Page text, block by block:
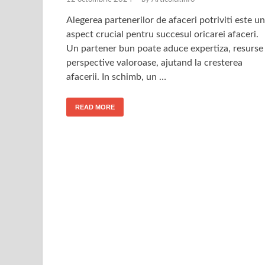
Alegerea partenerilor de afaceri potriviti este un
aspect crucial pentru succesul oricarei afaceri.
Un partener bun poate aduce expertiza, resurse
perspective valoroase, ajutand la cresterea
afacerii. In schimb, un …
READ MORE